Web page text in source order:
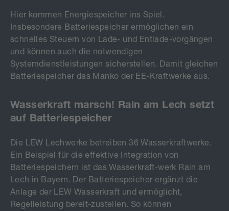
Hier kommen Energiespeicher ins Spiel.
Insbesondere Batteriespeicher ermöglichen ein
schnelles Steuern von Lade- und Entlade-vorgängen
und können auch die notwendigen
Systemdienstleistungen sicherstellen. Damit gleichen
Batteriespeicher das Manko der EE-Kraftwerke aus.
Wasserkraft marsch! Rain am Lech setzt
auf Batteriespeicher
Die LEW Lechwerke betreiben 36 Wasserkraftwerke.
Ein Beispiel für die effektive Integration von
Batteriespeichern ist das Wasserkraft-werk Rain am
Lech in Bayern. Der Batteriespeicher ergänzt die
Anlage der LEW Wasserkraft und ermöglicht,
Regelleistung bereit-zustellen. So können